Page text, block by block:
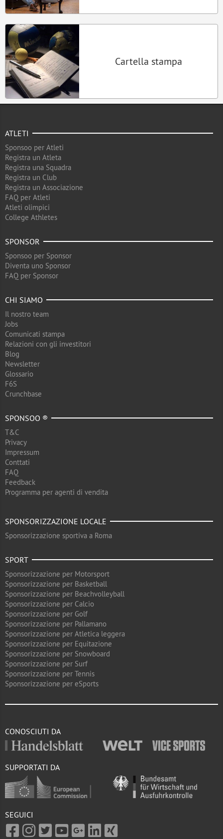
Cartella stampa
ATLETI
Sponsoo per Atleti
Registra un Atleta
Registra una Squadra
Registra un Club
Registra un Associazione
FAQ per Atleti
Atleti olimpici
College Athletes
SPONSOR
Sponsoo per Sponsor
Diventa uno Sponsor
FAQ per Sponsor
CHI SIAMO
Il nostro team
Jobs
Comunicati stampa
Relazioni con gli investitori
Blog
Newsletter
Glossario
F6S
Crunchbase
SPONSOO ®
T&C
Privacy
Impressum
Conttati
FAQ
Feedback
Programma per agenti di vendita
SPONSORIZZAZIONE LOCALE
Sponsorizzazione sportiva a Roma
SPORT
Sponsorizzazione per Motorsport
Sponsorizzazione per Basketball
Sponsorizzazione per Beachvolleyball
Sponsorizzazione per Calcio
Sponsorizzazione per Golf
Sponsorizzazione per Pallamano
Sponsorizzazione per Atletica leggera
Sponsorizzazione per Equitazione
Sponsorizzazione per Snowboard
Sponsorizzazione per Surf
Sponsorizzazione per Tennis
Sponsorizzazione per eSports
CONOSCIUTI DA
SUPPORTATI DA
SEGUICI